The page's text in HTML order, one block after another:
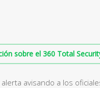
sobre el 360 Total
avisando a los